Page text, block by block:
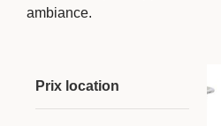
ambiance.
Prix location